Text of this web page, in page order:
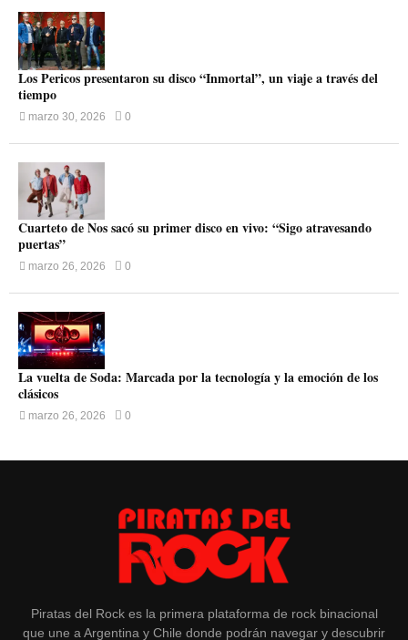
Los Pericos presentaron su disco “Inmortal”, un viaje a través del
tiempo
marzo 30, 2026 0
Cuarteto de Nos sacó su primer disco en vivo: “Sigo atravesando
puertas”
marzo 26, 2026 0
La vuelta de Soda: Marcada por la tecnología y la emoción de los
clásicos
marzo 26, 2026 0
Piratas del Rock es la primera plataforma de rock binacional
que une a Argentina y Chile donde podrán navegar y descubrir